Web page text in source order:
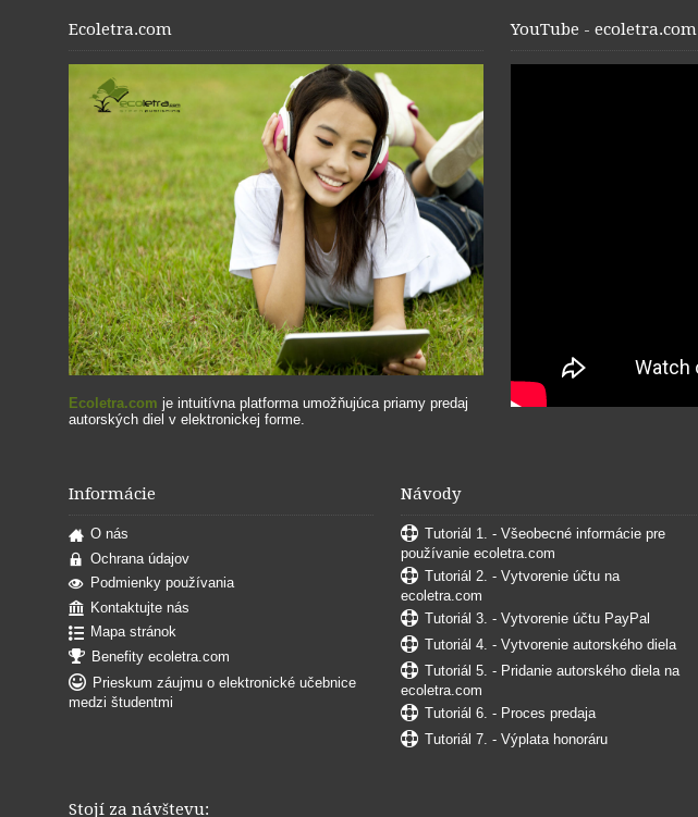
Ecoletra.com
Ecoletra.com je intuitívna platforma umožňujúca priamy predaj
autorských diel v elektronickej forme.
YouTube - ecoletra.com
Informácie
O nás
Ochrana údajov
Podmienky používania
Kontaktujte nás
Mapa stránok
Benefity ecoletra.com
Prieskum záujmu o elektronické učebnice
medzi študentmi
Návody
Tutoriál 1. - Všeobecné informácie pre
používanie ecoletra.com
Tutoriál 2. - Vytvorenie účtu na
ecoletra.com
Tutoriál 3. - Vytvorenie účtu PayPal
Tutoriál 4. - Vytvorenie autorského diela
Tutoriál 5. - Pridanie autorského diela na
ecoletra.com
Tutoriál 6. - Proces predaja
Tutoriál 7. - Výplata honoráru
Stojí za návštevu: